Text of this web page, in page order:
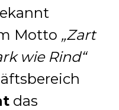
Motto „Zart
wie Rind“
das